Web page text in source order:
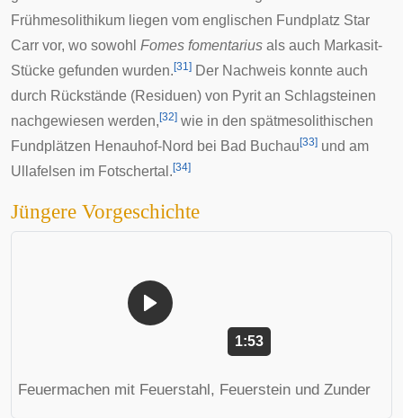
Frühmesolithikum liegen vom englischen Fundplatz Star
Carr vor, wo sowohl Fomes fomentarius als auch Markasit-
Stücke gefunden wurden. [31] Der Nachweis konnte auch
durch Rückstände (Residuen) von Pyrit an Schlagsteinen
nachgewiesen werden, [32] wie in den spätmesolithischen
Fundplätzen Henauhof-Nord bei Bad Buchau [33] und am
Ullafelsen im Fotschertal . [34]
Jüngere Vorgeschichte
Dauer: 1 Minute und 53
1:53
Feuermachen mit Feuerstahl, Feuerstein und Zunder